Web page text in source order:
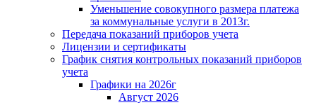
Уменьшение совокупного размера платежа
за коммунальные услуги в 2013г.
Передача показаний приборов учета
Лицензии и сертификаты
График снятия контрольных показаний приборов
учета
Графики на 2026г
Август 2026